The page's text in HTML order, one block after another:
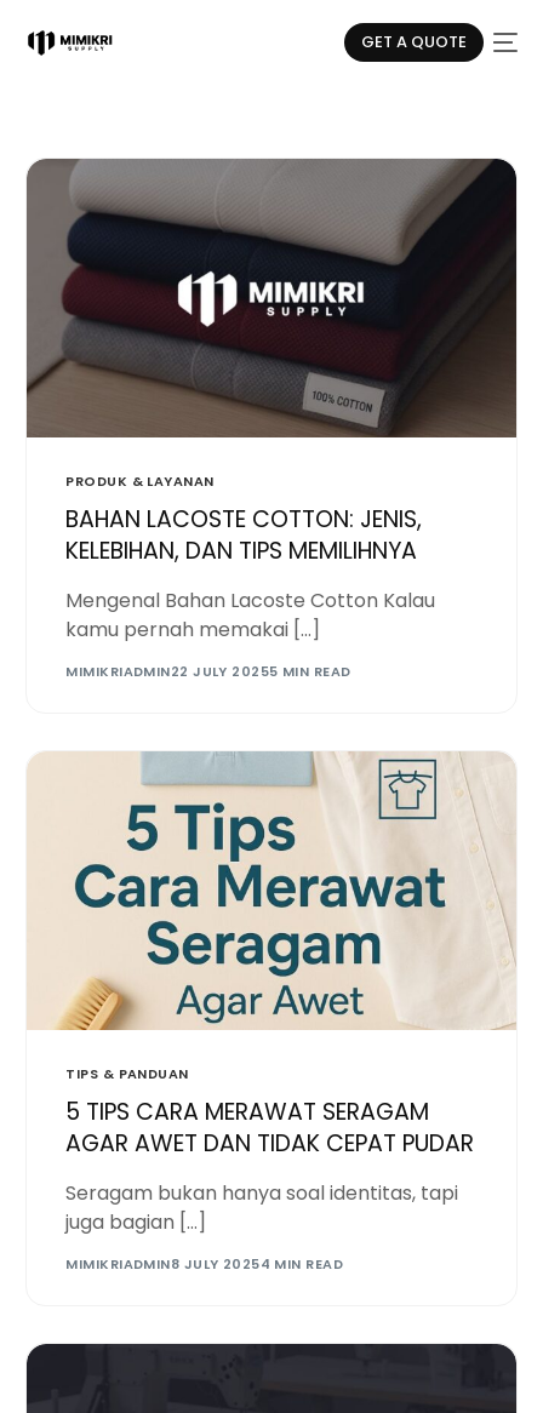
GET A QUOTE
PRODUK & LAYANAN
BAHAN LACOSTE COTTON: JENIS,
KELEBIHAN, DAN TIPS MEMILIHNYA
Mengenal Bahan Lacoste Cotton Kalau
kamu pernah memakai […]
MIMIKRIADMIN22 JULY 20255 MIN READ
TIPS & PANDUAN
5 TIPS CARA MERAWAT SERAGAM
AGAR AWET DAN TIDAK CEPAT PUDAR
Seragam bukan hanya soal identitas, tapi
juga bagian […]
MIMIKRIADMIN8 JULY 20254 MIN READ